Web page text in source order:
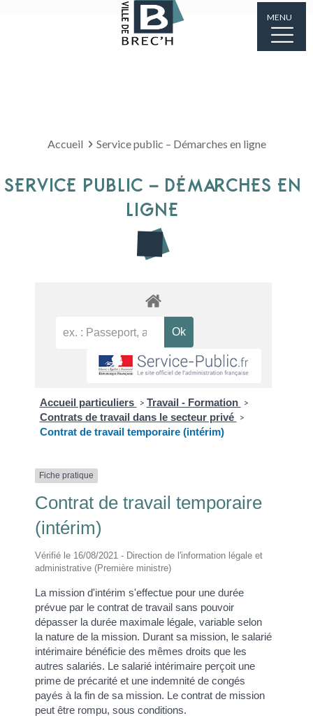
MENU
Accueil Service public – Démarches en ligne
SERVICE PUBLIC – DÉMARCHES EN
LIGNE
Accueil particuliers > Travail - Formation >
Contrats de travail dans le secteur privé >
Contrat de travail temporaire (intérim)
Fiche pratique
Contrat de travail temporaire
(intérim)
Vérifié le 16/08/2021 - Direction de l'information légale et
administrative (Première ministre)
La mission d'intérim s'effectue pour une durée
prévue par le contrat de travail sans pouvoir
dépasser la durée maximale légale, variable selon
la nature de la mission. Durant sa mission, le salarié
intérimaire bénéficie des mêmes droits que les
autres salariés. Le salarié intérimaire perçoit une
prime de précarité et une indemnité de congés
payés à la fin de sa mission. Le contrat de mission
peut être rompu, sous conditions.